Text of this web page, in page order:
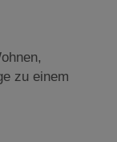
zu einem